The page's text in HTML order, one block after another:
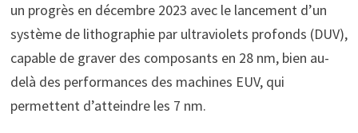
un progrès en décembre 2023 avec le lancement d’un
système de lithographie par ultraviolets profonds (DUV),
capable de graver des composants en 28 nm, bien au-
delà des performances des machines EUV, qui
permettent d’atteindre les 7 nm.